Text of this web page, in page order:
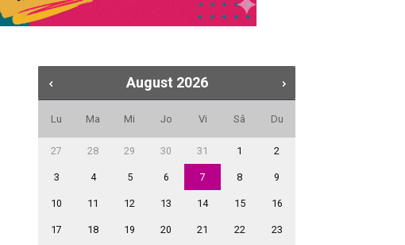
August 2026
Lu Ma Mi Jo Vi Sâ Du
27 28 29 30 31 1 2
3 4 5 6 7 8 9
10 11 12 13 14 15 16
17 18 19 20 21 22 23